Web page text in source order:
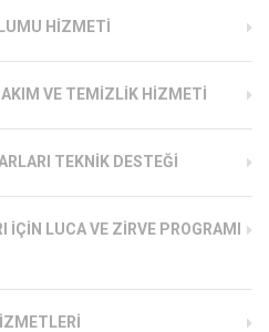
HIZMETI
VE TEMIZLIK HIZMETI
TEKNIK DESTEĞI
İÇIN LUCA VE ZIRVE PROGRAMI